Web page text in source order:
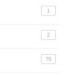
1
2
76